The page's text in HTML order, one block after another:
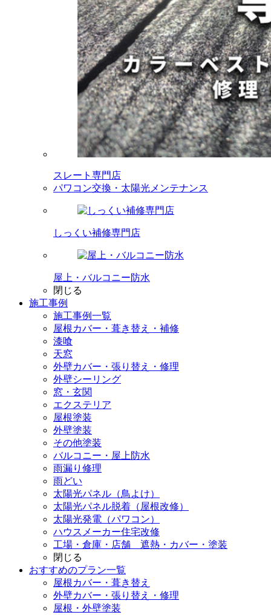
スレート専門店
パワコン交換・太陽光メンテナンス
しっくい補修専門店
屋上・バルコニー防水
閉じる
施工事例
施工事例一覧
屋根カバー・葺き替え・補修
漆喰
天窓
外壁カバー・張り替え・修理
外壁シーリング
窓・玄関
エクステリア
屋根塗装
外壁塗装
その他塗装
バルコニー・屋上防水
雨漏り修理
雨どい
太陽光パネル（鳥よけ）
太陽光パネル脱着（屋根改修）
太陽光発電（パワコン）
ハウスメーカー住宅改修
工場・倉庫・店舗 遮熱・カバー・塗装
閉じる
おすすめのプラン一覧
屋根カバー・葺き替え
外壁カバー・張り替え・修理
屋根・外壁塗装